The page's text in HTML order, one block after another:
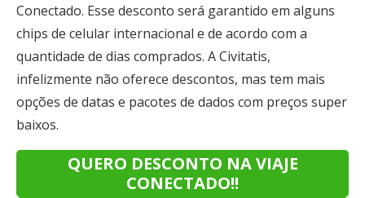
Conectado. Esse desconto será garantido em alguns
chips de celular internacional e de acordo com a
quantidade de dias comprados. A Civitatis,
infelizmente não oferece descontos, mas tem mais
opções de datas e pacotes de dados com preços super
baixos.
QUERO DESCONTO NA VIAJE
CONECTADO!!